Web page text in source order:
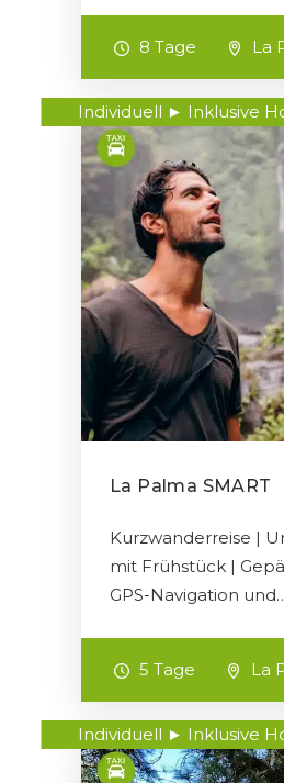
8 Tage La
Individuell ► Inklusive
La Palma SMART
Kurzwanderreise |
mit Frühstück |
GPS-Navigation
5 Tage La
Individuell ► Inklusive